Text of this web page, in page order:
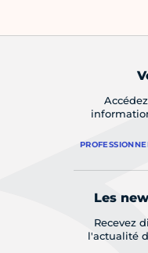
Les
Recevez
l'actualité